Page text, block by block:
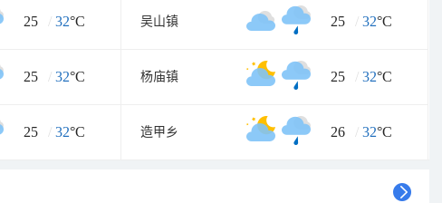
25 / 32°C 吴山镇 25 / 32°C
25 / 32°C 杨庙镇 25 / 32°C
25 / 32°C 造甲乡 26 / 32°C